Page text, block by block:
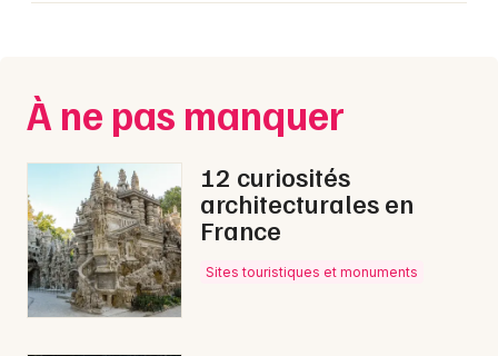
Magazine à Tonnerre
À ne pas manquer
12 curiosités
architecturales en
France
Sites touristiques et monuments